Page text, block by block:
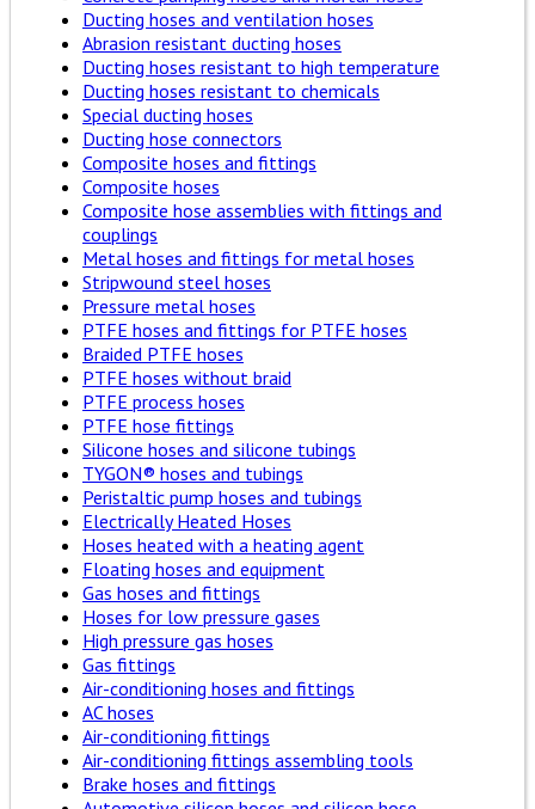
Ducting hoses and ventilation hoses
Abrasion resistant ducting hoses
Ducting hoses resistant to high temperature
Ducting hoses resistant to chemicals
Special ducting hoses
Ducting hose connectors
Composite hoses and fittings
Composite hoses
Composite hose assemblies with fittings and
couplings
Metal hoses and fittings for metal hoses
Stripwound steel hoses
Pressure metal hoses
PTFE hoses and fittings for PTFE hoses
Braided PTFE hoses
PTFE hoses without braid
PTFE process hoses
PTFE hose fittings
Silicone hoses and silicone tubings
TYGON® hoses and tubings
Peristaltic pump hoses and tubings
Electrically Heated Hoses
Hoses heated with a heating agent
Floating hoses and equipment
Gas hoses and fittings
Hoses for low pressure gases
High pressure gas hoses
Gas fittings
Air-conditioning hoses and fittings
AC hoses
Air-conditioning fittings
Air-conditioning fittings assembling tools
Brake hoses and fittings